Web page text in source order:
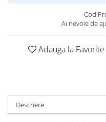
Cod
Ai nevoie de
Adauga la Favorite
Descriere